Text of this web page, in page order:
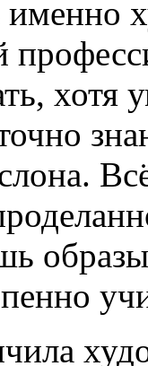
именно
хотя